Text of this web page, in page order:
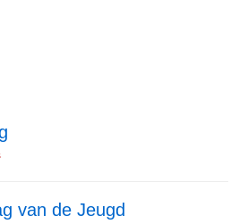
van de Jeugd